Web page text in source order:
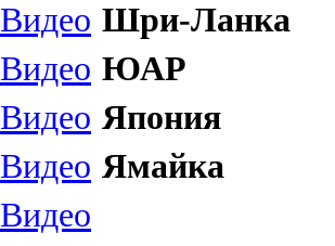
Видео Шри-Ланка
Видео ЮАР
Видео Япония
Видео Ямайка
Видео